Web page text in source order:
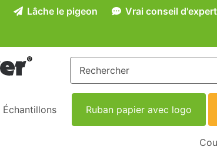
Lâche le pigeon Vrai conseil d'expert
Échantillons Ruban papier avec logo